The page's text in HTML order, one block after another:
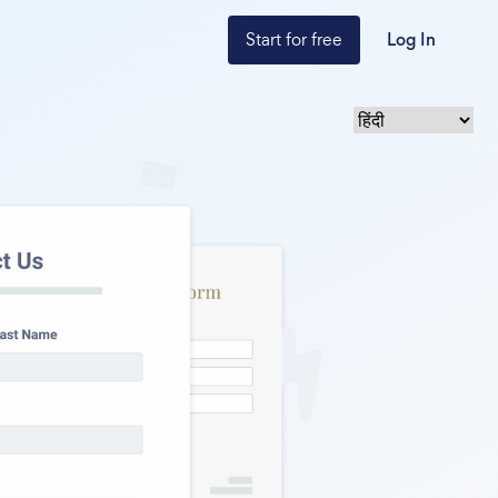
Start for free Log In